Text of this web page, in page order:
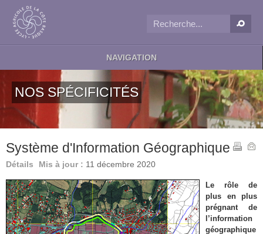
NAVIGATION
NOS SPÉCIFICITÉS
Système d'Information Géographique
Détails Mis à jour : 11 décembre 2020
Le rôle de
plus en plus
prégnant de
l’information
géographique